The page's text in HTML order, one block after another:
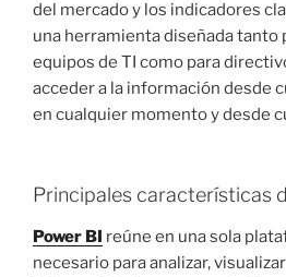
del mercado y los indicadores
una herramienta diseñada tanto
equipos de TI como para
acceder a la información desde
en cualquier momento y desde
Principales características
Power BI reúne en una sola
necesario para analizar,